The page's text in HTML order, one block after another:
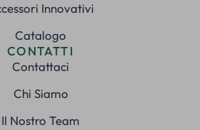
Innovativi
Catalogo
CONTATTI
Contattaci
Chi Siamo
Il Nostro Team